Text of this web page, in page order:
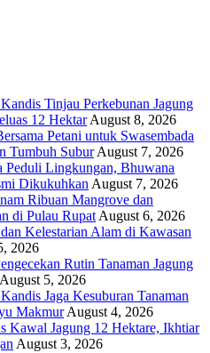
Tinjau Perkebunan Jagung
12 Hektar August 8, 2026
Petani untuk Swasembada
Tumbuh Subur August 7, 2026
Peduli Lingkungan, Bhuwana
Dikukuhkan August 7, 2026
Ribuan Mangrove dan
di Pulau Rupat August 6, 2026
Kelestarian Alam di Kawasan
2026
Rutin Tanaman Jagung
August 5, 2026
Jaga Kesuburan Tanaman
Makmur August 4, 2026
Kawal Jagung 12 Hektare, Ikhtiar
August 3, 2026